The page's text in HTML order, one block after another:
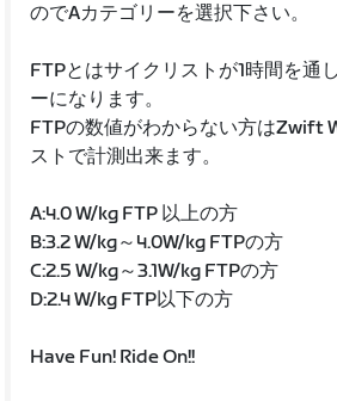
のでAカテゴリーを選択下さい。
FTPとはサイクリストが1時間を通
ーになります。
FTPの数値がわからない方はZwift
ストで計測出来ます。
A:4.0 W/kg FTP 以上の方
B:3.2 W/kg～4.0W/kg FTPの方
C:2.5 W/kg～3.1W/kg FTPの方
D:2.4 W/kg FTP以下の方
Have Fun! Ride On!!